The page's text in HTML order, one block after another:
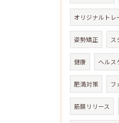
オリジナルトレ
姿勢矯正 ス
健康 ヘルス
肥満対策 フ
筋膜リリース